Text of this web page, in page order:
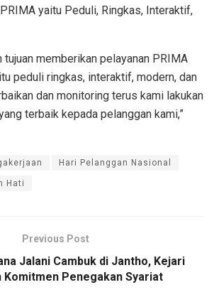
yaitu Peduli, Ringkas, Interaktif,
tujuan memberikan pelayanan PRIMA
peduli ringkas, interaktif, modern, dan
dan monitoring terus kami lakukan
terbaik kepada pelanggan kami,”
Hari Pelanggan Nasional
Hati
Previous Post
Jalani Cambuk di Jantho, Kejari
Komitmen Penegakan Syariat